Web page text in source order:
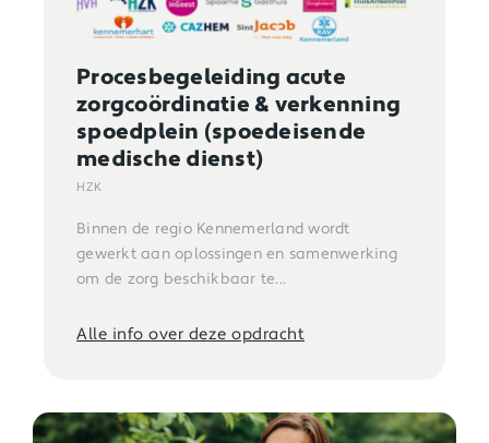
Procesbegeleiding acute
zorgcoördinatie & verkenning
spoedplein (spoedeisende
medische dienst)
HZK
Binnen de regio Kennemerland wordt
gewerkt aan oplossingen en samenwerking
om de zorg beschikbaar te...
Alle info over deze opdracht